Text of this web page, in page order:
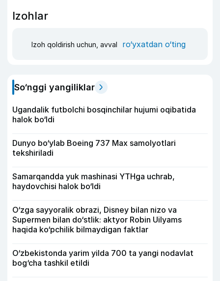
Izohlar
Izoh qoldirish uchun, avval ro‘yxatdan o‘ting
So‘nggi yangiliklar
Ugandalik futbolchi bosqinchilar hujumi oqibatida
halok bo‘ldi
Dunyo bo‘ylab Boeing 737 Max samolyotlari
tekshiriladi
Samarqandda yuk mashinasi YTHga uchrab,
haydovchisi halok bo‘ldi
O‘zga sayyoralik obrazi, Disney bilan nizo va
Supermen bilan do‘stlik: aktyor Robin Uilyams
haqida ko‘pchilik bilmaydigan faktlar
O‘zbekistonda yarim yilda 700 ta yangi nodavlat
bog‘cha tashkil etildi